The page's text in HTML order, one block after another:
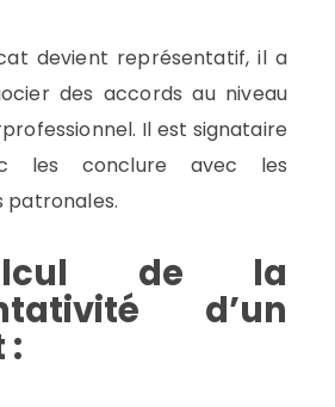
devient représentatif, il a
des accords au niveau
Il est signataire
les conclure avec les
patronales.
de la
d’un
: